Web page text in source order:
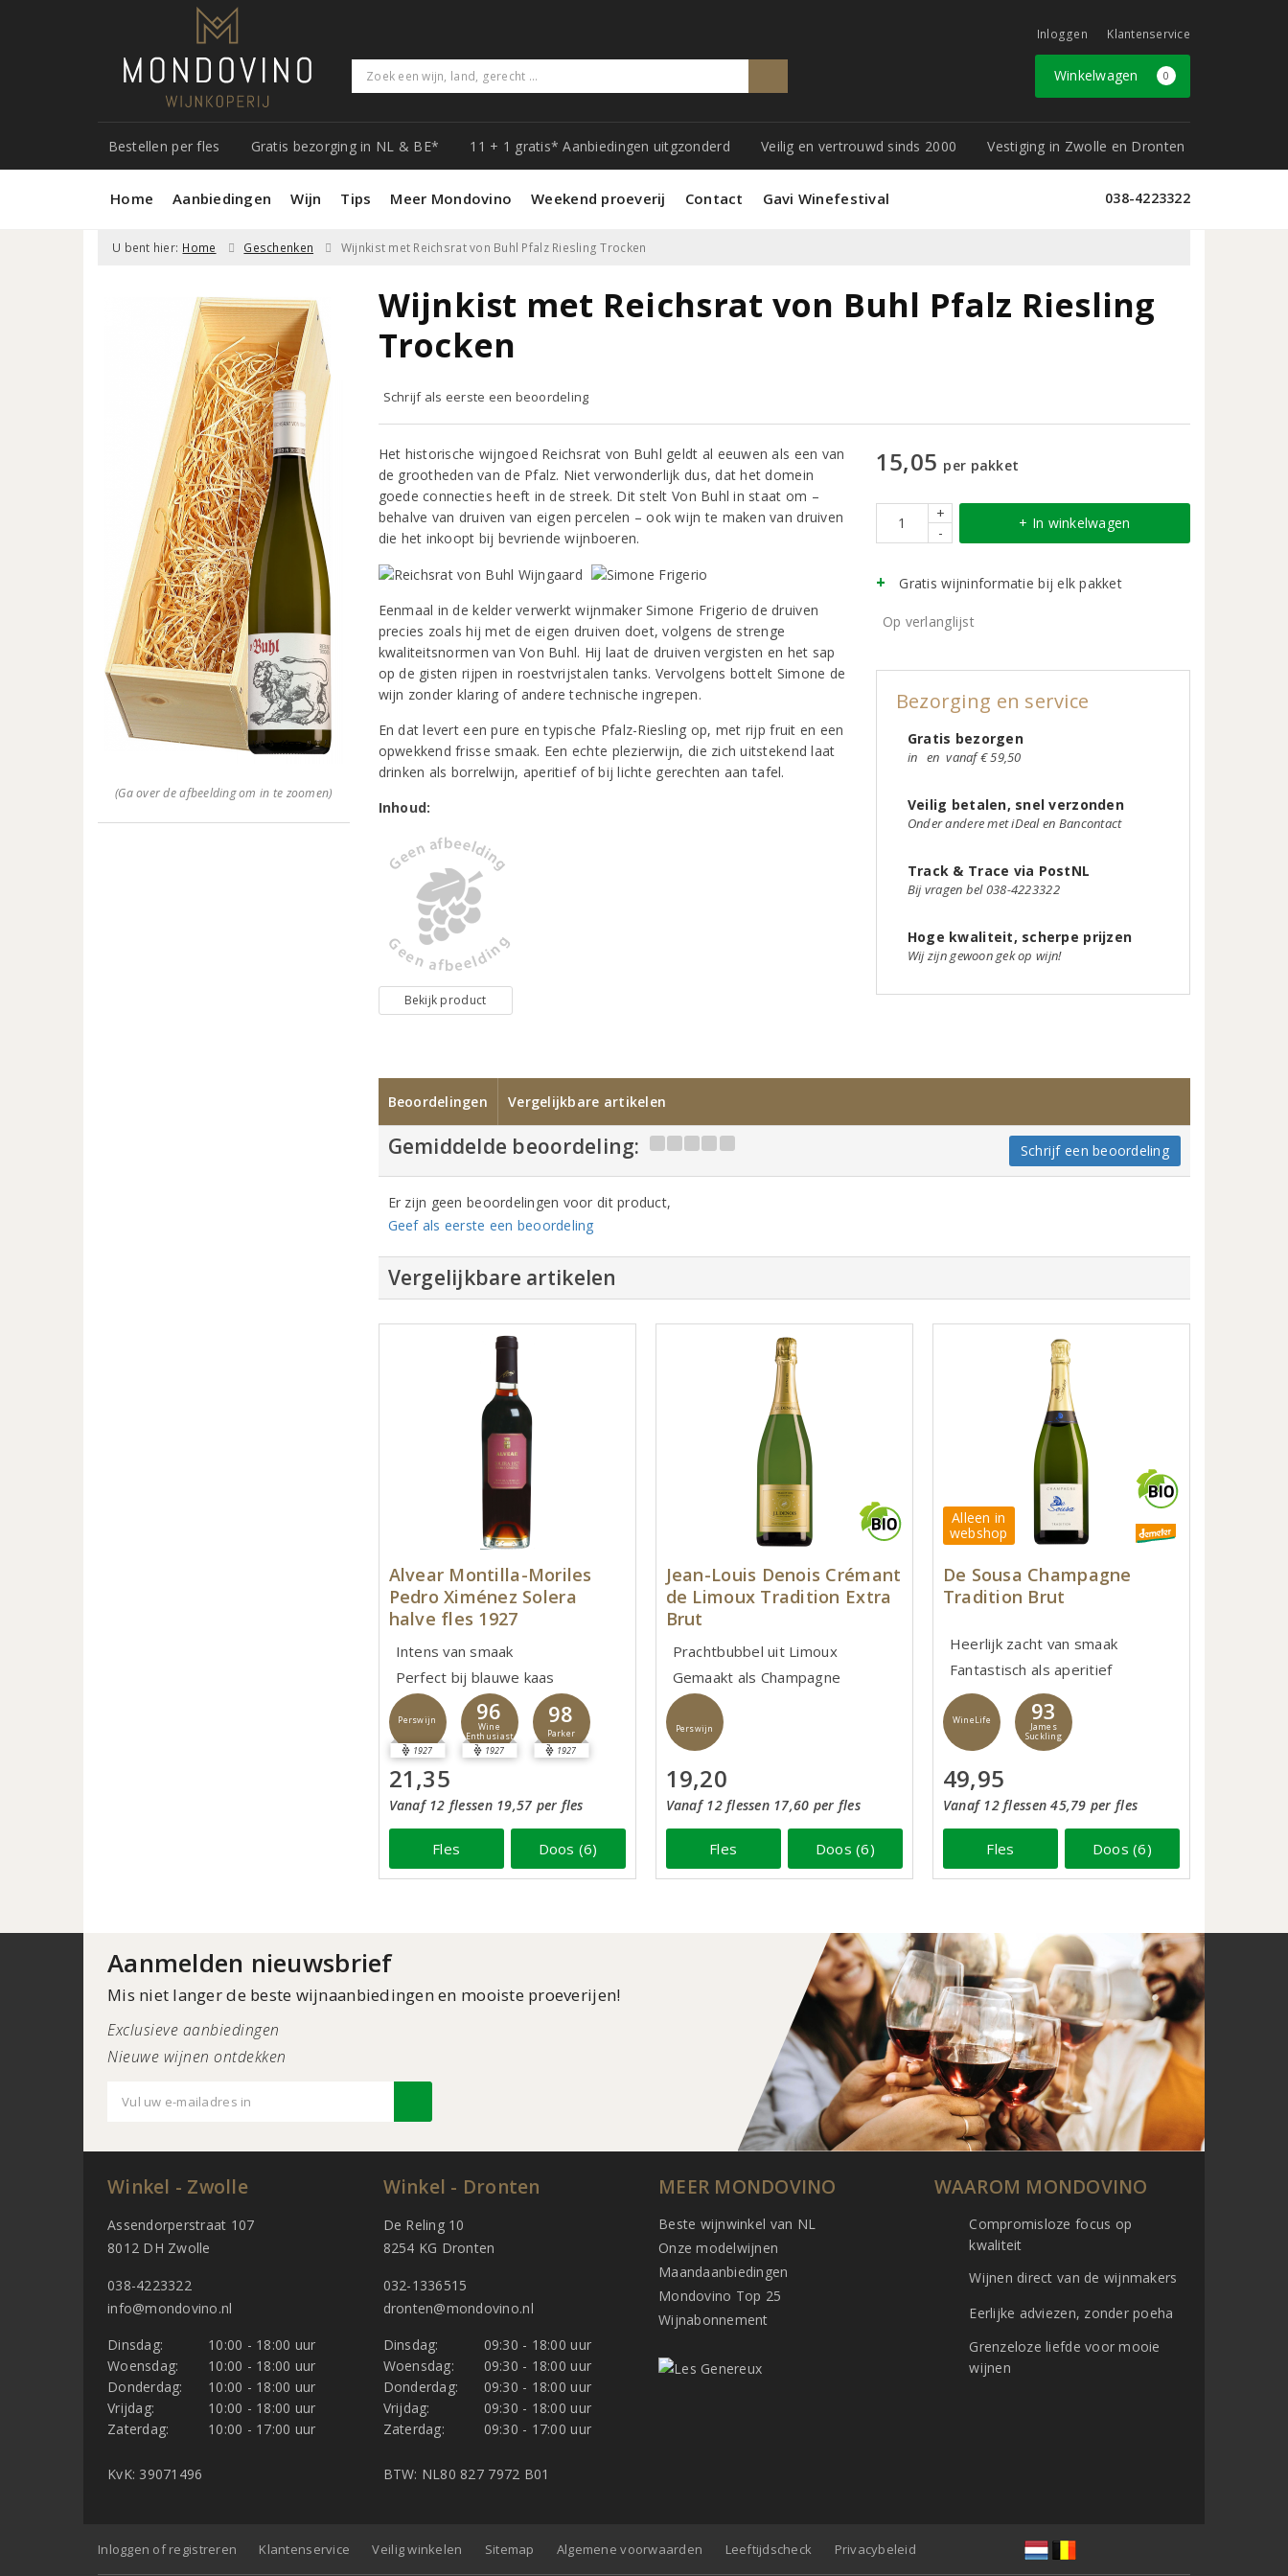
Inloggen Klantenservice
Winkelwagen 0
Bestellen per fles Gratis bezorging in NL & BE* 11 + 1 gratis* Aanbiedingen uitgzonderd Veilig en vertrouwd sinds 2000 Vestiging in Zwolle en Dronten
Home Aanbiedingen Wijn Tips Meer Mondovino Weekend proeverij Contact Gavi Winefestival 038-4223322
U bent hier: Home Geschenken Wijnkist met Reichsrat von Buhl Pfalz Riesling Trocken
(Ga over de afbeelding om in te zoomen)
Wijnkist met Reichsrat von Buhl Pfalz Riesling
Trocken
Schrijf als eerste een beoordeling
Het historische wijngoed Reichsrat von Buhl geldt al eeuwen als een van
de grootheden van de Pfalz. Niet verwonderlijk dus, dat het domein
goede connecties heeft in de streek. Dit stelt Von Buhl in staat om –
behalve van druiven van eigen percelen – ook wijn te maken van druiven
die het inkoopt bij bevriende wijnboeren.
Eenmaal in de kelder verwerkt wijnmaker Simone Frigerio de druiven
precies zoals hij met de eigen druiven doet, volgens de strenge
kwaliteitsnormen van Von Buhl. Hij laat de druiven vergisten en het sap
op de gisten rijpen in roestvrijstalen tanks. Vervolgens bottelt Simone de
wijn zonder klaring of andere technische ingrepen.
En dat levert een pure en typische Pfalz-Riesling op, met rijp fruit en een
opwekkend frisse smaak. Een echte plezierwijn, die zich uitstekend laat
drinken als borrelwijn, aperitief of bij lichte gerechten aan tafel.
Inhoud:
Bekijk product
15,05 per pakket
+
-
+ In winkelwagen
Gratis wijninformatie bij elk pakket
Op verlanglijst
Bezorging en service
Gratis bezorgen
in en vanaf € 59,50
Veilig betalen, snel verzonden
Onder andere met iDeal en Bancontact
Track & Trace via PostNL
Bij vragen bel 038-4223322
Hoge kwaliteit, scherpe prijzen
Wij zijn gewoon gek op wijn!
Beoordelingen Vergelijkbare artikelen
Gemiddelde beoordeling: Schrijf een beoordeling
Er zijn geen beoordelingen voor dit product,
Geef als eerste een beoordeling
Vergelijkbare artikelen
Alvear Montilla-Moriles
Pedro Ximénez Solera
halve fles 1927
Intens van smaak
Perfect bij blauwe kaas
Perswijn
1927
96
Wine
Enthusiast
1927
98
Parker
1927
21,35
Vanaf 12 flessen 19,57 per fles
Fles Doos (6)
Jean-Louis Denois Crémant
de Limoux Tradition Extra
Brut
Prachtbubbel uit Limoux
Gemaakt als Champagne
Perswijn
19,20
Vanaf 12 flessen 17,60 per fles
Fles Doos (6)
Alleen in
webshop
De Sousa Champagne
Tradition Brut
Heerlijk zacht van smaak
Fantastisch als aperitief
WineLife 93
James
Suckling
49,95
Vanaf 12 flessen 45,79 per fles
Fles Doos (6)
Aanmelden nieuwsbrief
Mis niet langer de beste wijnaanbiedingen en mooiste proeverijen!
Exclusieve aanbiedingen
Nieuwe wijnen ontdekken
Winkel - Zwolle
Assendorperstraat 107
8012 DH Zwolle
038-4223322
info@mondovino.nl
Dinsdag:
10:00 - 18:00 uur
Woensdag:
10:00 - 18:00 uur
Donderdag:
10:00 - 18:00 uur
Vrijdag:
10:00 - 18:00 uur
Zaterdag:
10:00 - 17:00 uur
KvK: 39071496
Winkel - Dronten
De Reling 10
8254 KG Dronten
032-1336515
dronten@mondovino.nl
Dinsdag:
09:30 - 18:00 uur
Woensdag:
09:30 - 18:00 uur
Donderdag:
09:30 - 18:00 uur
Vrijdag:
09:30 - 18:00 uur
Zaterdag:
09:30 - 17:00 uur
BTW: NL80 827 7972 B01
MEER MONDOVINO
Beste wijnwinkel van NL
Onze modelwijnen
Maandaanbiedingen
Mondovino Top 25
Wijnabonnement
WAAROM MONDOVINO
Compromisloze focus op
kwaliteit
Wijnen direct van de wijnmakers
Eerlijke adviezen, zonder poeha
Grenzeloze liefde voor mooie
wijnen
Inloggen of registreren Klantenservice Veilig winkelen Sitemap Algemene voorwaarden Leeftijdscheck Privacybeleid